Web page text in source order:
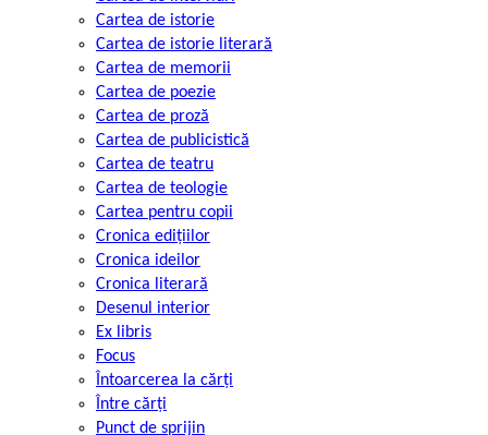
Cartea de istorie
Cartea de istorie literară
Cartea de memorii
Cartea de poezie
Cartea de proză
Cartea de publicistică
Cartea de teatru
Cartea de teologie
Cartea pentru copii
Cronica edițiilor
Cronica ideilor
Cronica literară
Desenul interior
Ex libris
Focus
Întoarcerea la cărți
Între cărți
Punct de sprijin